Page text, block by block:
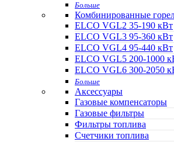
Больше
Комбинированные
ELCO VGL2 35-190 кВт
ELCO VGL3 95-360 кВт
ELCO VGL4 95-440 кВт
ELCO VGL5 200-1000
ELCO VGL6 300-2050
Больше
Аксессуары
Газовые компенсаторы
Газовые фильтры
Фильтры топлива
Счетчики топлива